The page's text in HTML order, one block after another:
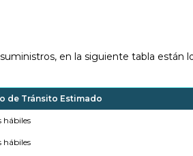
en la siguiente tabla
de Tránsito Estimado
hábiles
hábiles